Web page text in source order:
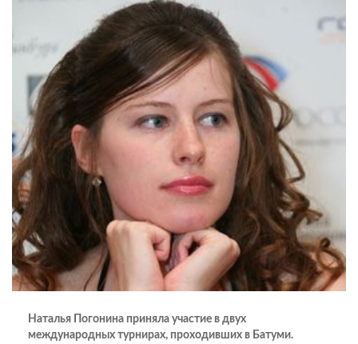
Наталья Погонина приняла участие в двух
международных турнирах, проходивших в Батуми.